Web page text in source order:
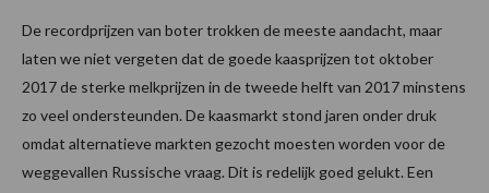
De recordprijzen van boter trokken de meeste aandacht, maar
laten we niet vergeten dat de goede kaasprijzen tot oktober
2017 de sterke melkprijzen in de tweede helft van 2017 minstens
zo veel ondersteunden. De kaasmarkt stond jaren onder druk
omdat alternatieve markten gezocht moesten worden voor de
weggevallen Russische vraag. Dit is redelijk goed gelukt. Een